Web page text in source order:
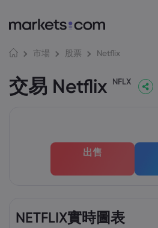
市場 股票 Netflix
交易 Netflix NFLX
出售
NETFLIX實時圖表